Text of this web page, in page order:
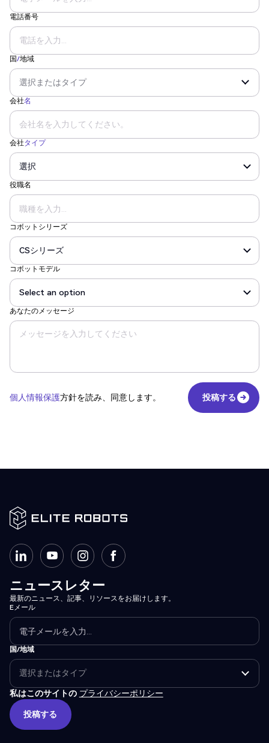
電話番号
国/地域
会社名
会社タイプ
役職名
コボットシリーズ
コボットモデル
あなたのメッセージ
個人情報保護方針を読み、同意します。
投稿する
投稿する
ニュースレター
最新のニュース、記事、リソースをお届けします。
Eメール
国/地域
私はこのサイトの プライバシーポリシー
投稿する
投稿する